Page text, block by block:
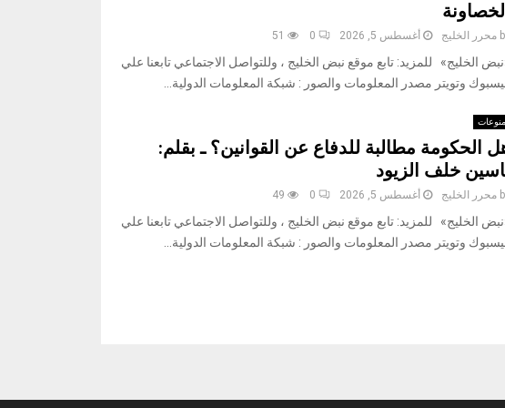
محرر الخليج أغسطس 5, 2026 0
51
الخليج» للمزيد: تابع موقع نبض الخليج ، وللتواصل الاجتماعي تابعنا علي
وتويتر مصدر المعلومات والصور : شبكة المعلومات الدولية...
منوعات
الحكومة مطالبة للدفاع عن القوانين؟ ـ بقلم:
خلف الزيود
محرر الخليج أغسطس 5, 2026 0
49
الخليج» للمزيد: تابع موقع نبض الخليج ، وللتواصل الاجتماعي تابعنا علي
وتويتر مصدر المعلومات والصور : شبكة المعلومات الدولية...